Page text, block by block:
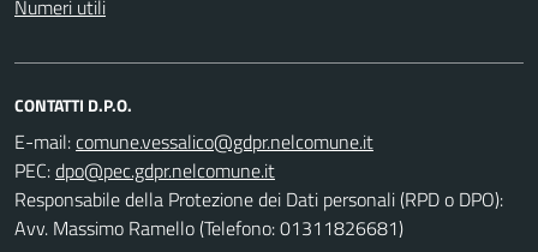
Numeri utili
CONTATTI D.P.O.
E-mail:
PEC:
Responsabile della Protezione dei Dati personali (RPD o DPO):
Avv. Massimo Ramello (Telefono: 01311826681)